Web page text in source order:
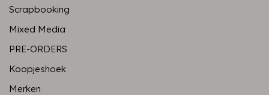
Scrapbooking
Mixed Media
PRE-ORDERS
Koopjeshoek
Merken